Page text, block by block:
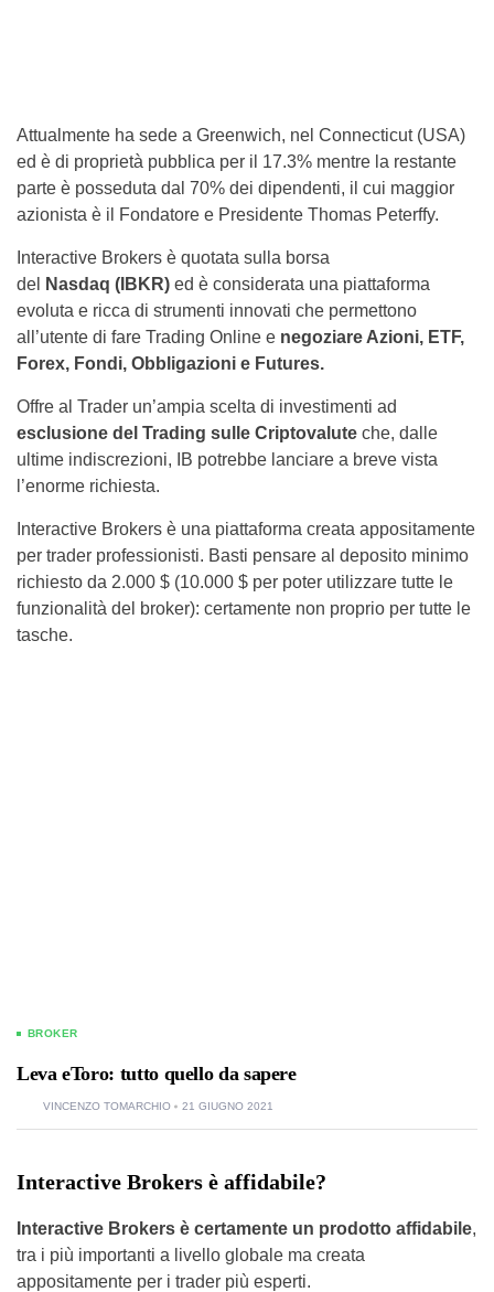
Attualmente ha sede a Greenwich, nel Connecticut (USA)
ed è di proprietà pubblica per il 17.3% mentre la restante
parte è posseduta dal 70% dei dipendenti, il cui maggior
azionista è il Fondatore e Presidente Thomas Peterffy.
Interactive Brokers è quotata sulla borsa
del
Nasdaq (IBKR) ed è considerata una piattaforma
evoluta e ricca di strumenti innovati che permettono
all’utente di fare Trading Online e negoziare Azioni, ETF,
Forex, Fondi, Obbligazioni e Futures.
Offre al Trader un’ampia scelta di investimenti ad
esclusione del Trading sulle Criptovalute che, dalle
ultime indiscrezioni, IB potrebbe lanciare a breve vista
l’enorme richiesta.
Interactive Brokers è una piattaforma creata appositamente
per trader professionisti. Basti pensare al deposito minimo
richiesto da 2.000 $ (10.000 $ per poter utilizzare tutte le
funzionalità del broker): certamente non proprio per tutte le
tasche.
BROKER
Leva eToro: tutto quello da sapere
VINCENZO TOMARCHIO 21 GIUGNO 2021
Interactive Brokers è affidabile?
Interactive Brokers è certamente un prodotto affidabile,
tra i più importanti a livello globale ma creata
appositamente per i trader più esperti.